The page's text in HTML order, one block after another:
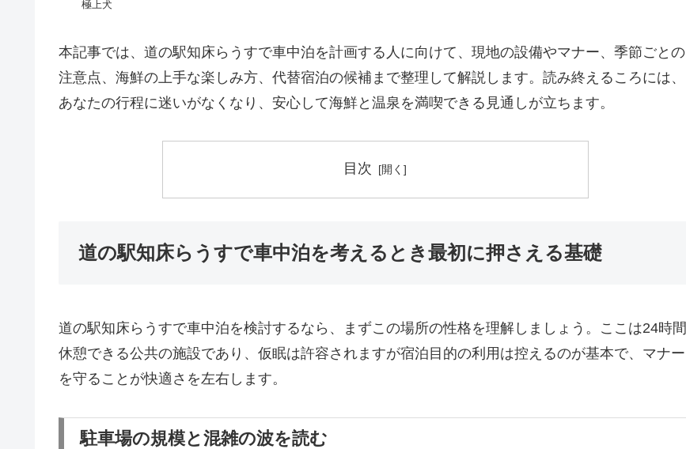
極上犬
本記事では、道の駅知床らうすで車中泊を計画する人に向けて、現地の設備やマナー、季節ごとの
注意点、海鮮の上手な楽しみ方、代替宿泊の候補まで整理して解説します。読み終えるころには、
あなたの行程に迷いがなくなり、安心して海鮮と温泉を満喫できる見通しが立ちます。
目次
道の駅知床らうすで車中泊を考えるとき最初に押さえる基礎
道の駅知床らうすで車中泊を検討するなら、まずこの場所の性格を理解しましょう。ここは24時間
休憩できる公共の施設であり、仮眠は許容されますが宿泊目的の利用は控えるのが基本で、マナー
を守ることが快適さを左右します。
駐車場の規模と混雑の波を読む